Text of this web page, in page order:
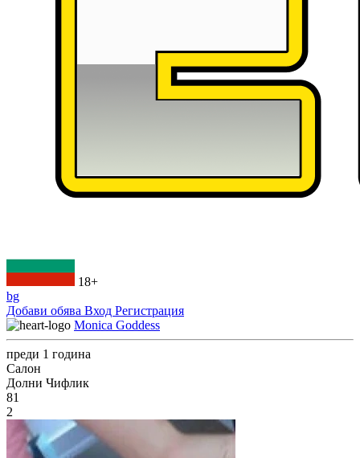
18+
bg
Добави обява Вход Регистрация
Monica Goddess
преди 1 година
Салон
Долни Чифлик
81
2